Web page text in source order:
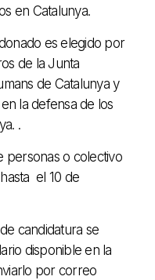
en Catalunya.
es elegido por
de la Junta
de Catalunya y
la defensa de los
.
personas o colectivo
el 10 de
candidatura se
disponible en la
por correo